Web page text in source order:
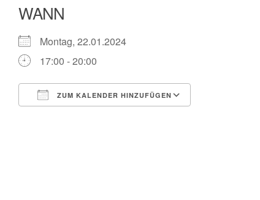
WANN
Montag, 22.01.2024
17:00 - 20:00
ZUM KALENDER HINZUFÜGEN